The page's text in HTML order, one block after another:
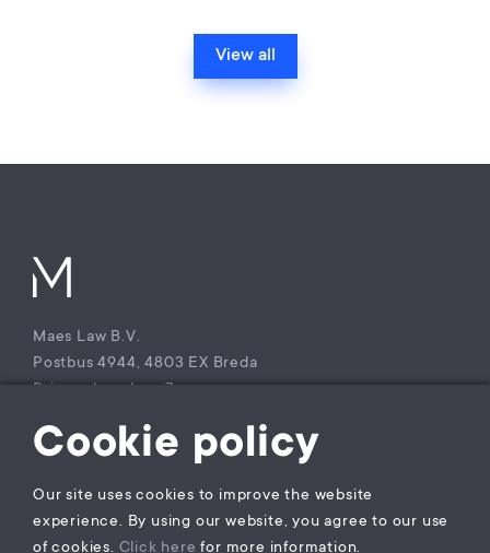
View all
Cookie policy
Our site uses cookies to improve the website
experience. By using our website, you agree to our use
of cookies. Click here for more information.
Maes Law B.V.
Postbus 4944, 4803 EX Breda
Princenhagelaan 7a
The Netherlands
T +31 (0)85 – 9021 270
KvK Maes Law B.V.: 77229800
BTW nummer: NL860941747B01